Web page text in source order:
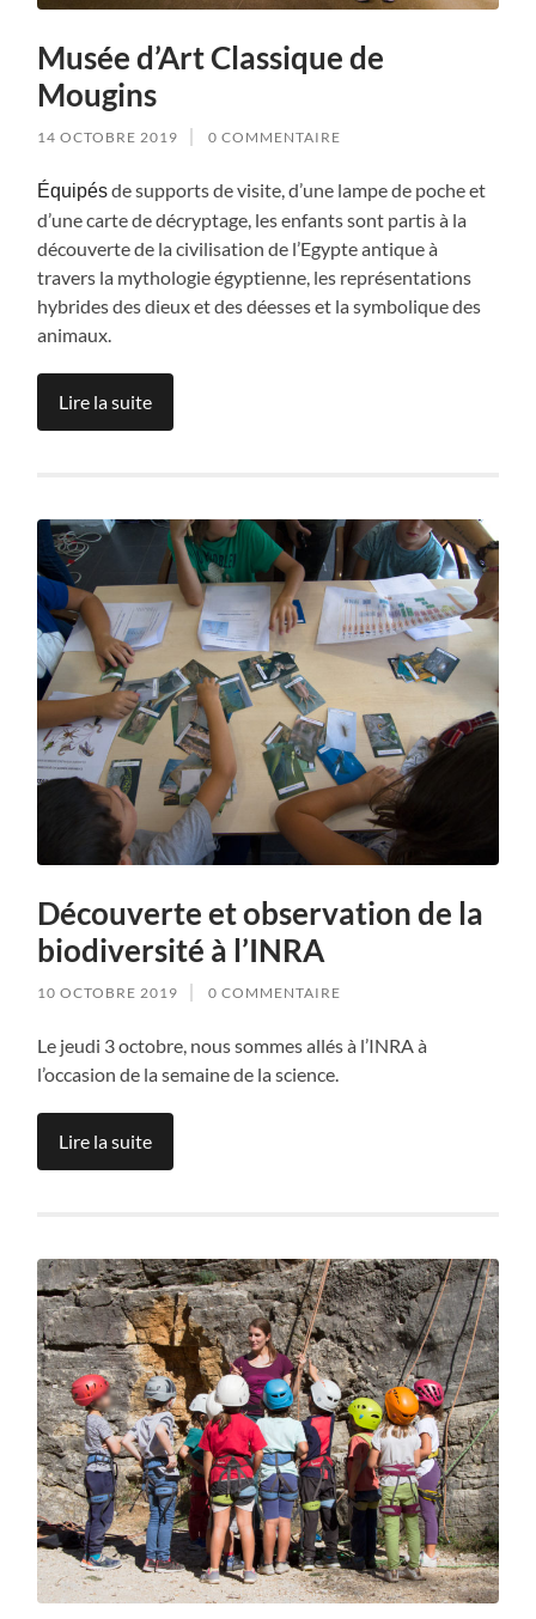
Musée d’Art Classique de
Mougins
14 OCTOBRE 2019 0 COMMENTAIRE
Équipésde supports de visite, d’une lampe de poche et
d’une carte de décryptage, les enfants sont partis à la
découverte de la civilisation de l’Egypte antique à
travers la mythologie égyptienne, les représentations
hybrides des dieux et des déesses et la symbolique des
animaux.
Lire la suite
Découverte et observation de la
biodiversité à l’INRA
10 OCTOBRE 2019 0 COMMENTAIRE
Le jeudi 3 octobre, nous sommes allés à l’INRA à
l’occasion de la semaine de la science.
Lire la suite